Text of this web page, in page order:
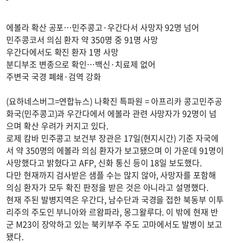
에볼라 확산 공포…민주콩고·우간다서 사망자 92명 넘어
민주콩코서 의심 환자 약 350명 중 91명 사망
우간다에서도 확진 환자 1명 사망
분디부조 변종으로 확인…백신·치료제 없어
주변국 국경 폐쇄·검역 강화
(요하네스버그=연합뉴스) 나확진 특파원 = 아프리카 콩고민주공
화국(민주콩고)과 우간다에서 에볼라 관련 사망자가 92명이 넘
으며 확산 우려가 커지고 있다.
로제 캄바 민주콩고 보건부 장관은 17일(현지시간) 기준 자국에
서 약 350명의 에볼라 의심 환자가 보고됐으며 이 가운데 91명이
사망했다고 밝혔다고 AFP, 신화 통신 등이 18일 보도했다.
다만 현재까지 검사받은 샘플 수는 많지 않아, 사망자를 포함해
의심 환자가 모두 확진 판정을 받은 것은 아니라고 설명했다.
현재 주된 발병지역은 우간다, 남수단과 국경을 접한 북동부 이투
리주의 주도인 부니아와 르왐파라, 몽그왈루다. 이 밖에 현재 반
군 M23이 장악하고 있는 북키부주 주도 고마에서도 발병이 보고
됐다.